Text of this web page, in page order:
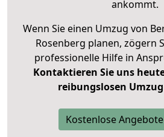
ankommt.
Wenn Sie einen Umzug von
Rosenberg planen, zögern
professionelle Hilfe in
Kontaktieren Sie uns
reibungslosen Umzug
Kostenlose